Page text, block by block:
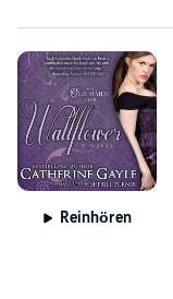
Reinhören